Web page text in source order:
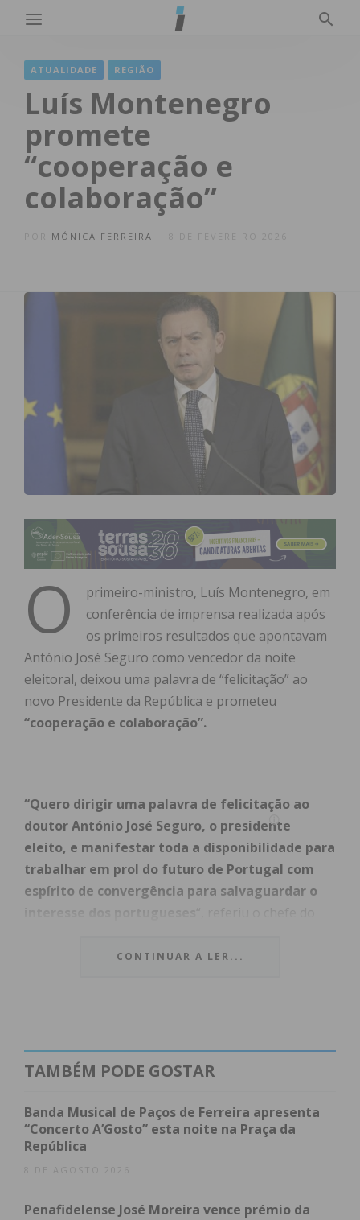
ATUALIDADE REGIÃO
Luís Montenegro
promete
“cooperação e
colaboração”
MÓNICA FERREIRA
O
primeiro-ministro, Luís Montenegro, em
conferência de imprensa realizada após
os primeiros resultados que apontavam
António José Seguro como vencedor da noite
eleitoral, deixou uma palavra de “felicitação” ao
novo Presidente da República e prometeu
“cooperação e colaboração”.
“Quero dirigir uma palavra de felicitação ao
doutor António José Seguro, o presidente
eleito, e manifestar toda a disponibilidade para
trabalhar em prol do futuro de Portugal com
espírito de convergência para salvaguardar o
nacionais” , mostrou-se confiante nas relações
conheço não será difícil nós estabelecermos
uma relação de cooperação entre o Governo e a
Presidência da República, obviamente
respeitando as políticas que nós temos no
diversas matérias”.
CONTINUAR A LER...
TAMBÉM PODE GOSTAR
Banda Musical de Paços de Ferreira apresenta
“Concerto A’Gosto” esta noite na Praça da
República
8 DE AGOSTO 2026
Penafidelense José Moreira vence prémio da